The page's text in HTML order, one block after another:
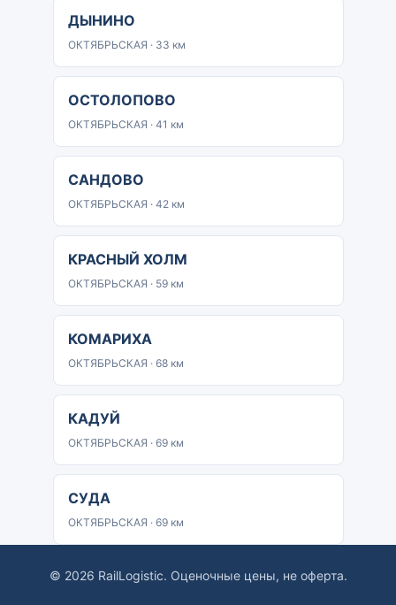
ДЫНИНО
ОКТЯБРЬСКАЯ · 33 км
ОСТОЛОПОВО
ОКТЯБРЬСКАЯ · 41 км
САНДОВО
ОКТЯБРЬСКАЯ · 42 км
КРАСНЫЙ ХОЛМ
ОКТЯБРЬСКАЯ · 59 км
КОМАРИХА
ОКТЯБРЬСКАЯ · 68 км
КАДУЙ
ОКТЯБРЬСКАЯ · 69 км
СУДА
ОКТЯБРЬСКАЯ · 69 км
© 2026 RailLogistic. Оценочные цены, не оферта.